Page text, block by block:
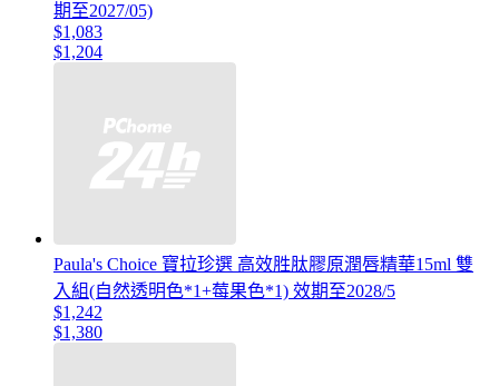
期至2027/05)
$1,083
$1,204
Paula's Choice 寶拉珍選 高效胜肽膠原潤唇精華15ml 雙
入組(自然透明色*1+莓果色*1) 效期至2028/5
$1,242
$1,380